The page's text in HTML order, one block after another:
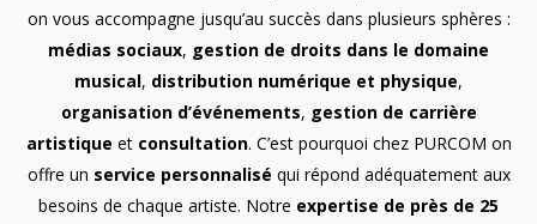
on vous accompagne jusqu’au succès dans plusieurs sphères :
médias sociaux, gestion de droits dans le domaine
musical, distribution numérique et physique,
organisation d’événements, gestion de carrière
artistique etconsultation. C’est pourquoi chez PURCOM on
offre un service personnalisé qui répond adéquatement aux
besoins de chaque artiste. Notre expertise de près de 25